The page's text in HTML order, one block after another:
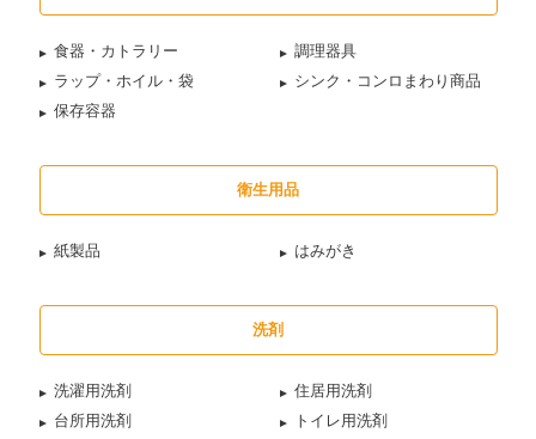
食器・カトラリー
調理器具
ラップ・ホイル・袋
シンク・コンロまわり商品
保存容器
衛生用品
紙製品 はみがき
洗剤
洗濯用洗剤
住居用洗剤
台所用洗剤
トイレ用洗剤